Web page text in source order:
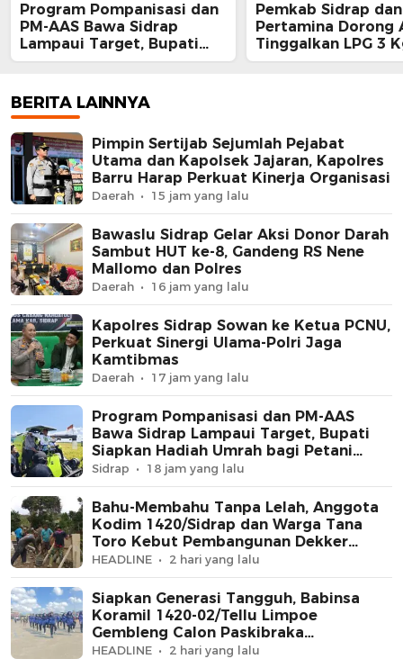
Program Pompanisasi dan
PM-AAS Bawa Sidrap
Lampaui Target, Bupati
Siapkan Hadiah Umrah
Pemkab Sidrap dan
Pertamina Dorong
Tinggalkan LPG 3
Bright Gas Jadi
BERITA LAINNYA
Pimpin Sertijab Sejumlah Pejabat
Utama dan Kapolsek Jajaran, Kapolres
Barru Harap Perkuat Kinerja Organisasi
Daerah 15 jam yang lalu
Bawaslu Sidrap Gelar Aksi Donor Darah
Sambut HUT ke-8, Gandeng RS Nene
Mallomo dan Polres
Daerah 16 jam yang lalu
Kapolres Sidrap Sowan ke Ketua PCNU,
Perkuat Sinergi Ulama-Polri Jaga
Kamtibmas
Daerah 17 jam yang lalu
Program Pompanisasi dan PM-AAS
Bawa Sidrap Lampaui Target, Bupati
Siapkan Hadiah Umrah bagi Petani
Berprestasi
Sidrap 18 jam yang lalu
Bahu-Membahu Tanpa Lelah, Anggota
Kodim 1420/Sidrap dan Warga Tana
Toro Kebut Pembangunan Dekker
Jembatan Beton
HEADLINE 2 hari yang lalu
Siapkan Generasi Tangguh, Babinsa
Koramil 1420-02/Tellu Limpoe
Gembleng Calon Paskibraka
Kecamatan
HEADLINE 2 hari yang lalu